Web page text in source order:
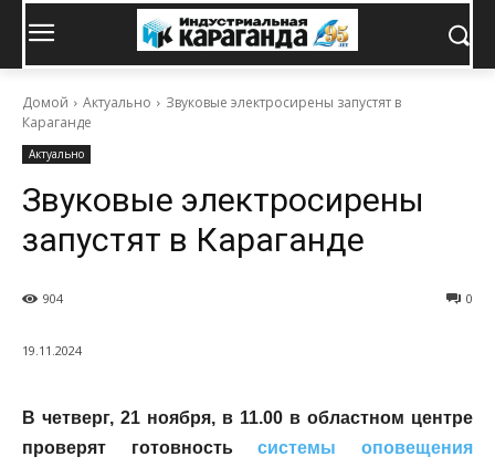
Домой Актуально
Звуковые электросирены запустят в
Караганде
Актуально
Звуковые электросирены
запустят в Караганде
0
904
19.11.2024
В четверг, 21 ноября, в 11.00 в областном центре
проверят готовностьсистемы оповещения